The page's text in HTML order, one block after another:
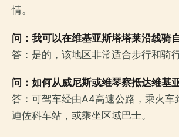
情。
问：我可以在维基亚斯塔塔莱沿线骑
答：是的，该地区非常适合步行和骑行
问：如何从威尼斯或维琴察抵达维基
答：可驾车经由A4高速公路，乘火车
迪佐科车站，或乘坐区域巴士。